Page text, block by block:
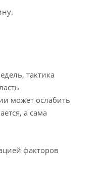
тактика
может ослабить
а сама
факторов